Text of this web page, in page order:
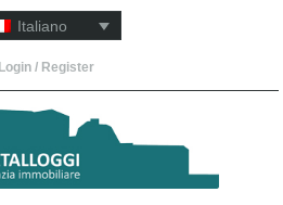
Italiano
Login / Register